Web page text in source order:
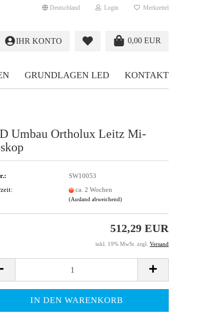
Deutschland Login Merkzettel
0,00 EUR
IHR KONTO
GRUNDLAGEN LED KONTAKT
Umbau Or­tho­lux Leitz Mi­
SW10053
ca. 2 Wochen
(Ausland abweichend)
512,29 EUR
inkl. 19% MwSt. zzgl. Versand